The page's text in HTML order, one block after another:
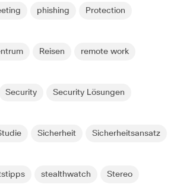
phishing Protection
Reisen remote work
Security Security Lösungen
Sicherheit Sicherheitsansatz
stealthwatch Stereo